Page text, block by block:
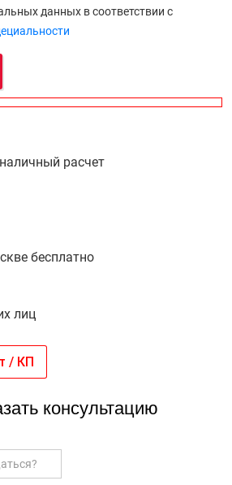
данных в соответствии с
расчет
бесплатно
лиц
/ КП
консультацию